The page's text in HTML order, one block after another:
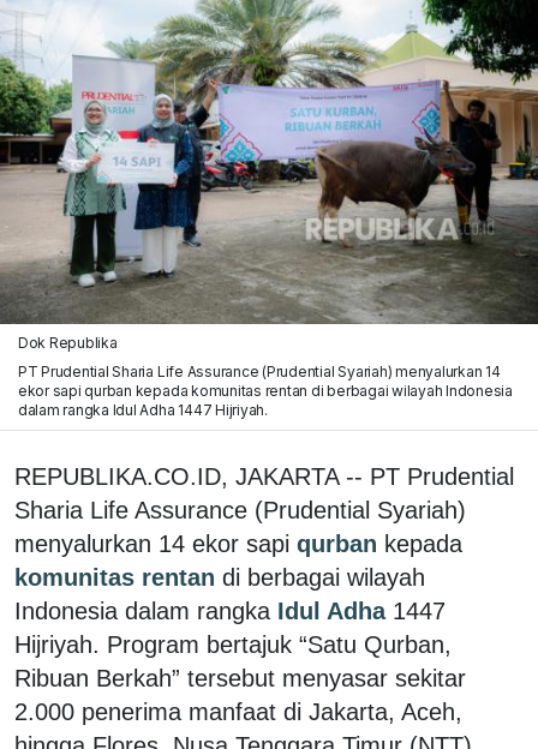
Dok Republika
PT Prudential Sharia Life Assurance (Prudential Syariah) menyalurkan 14
ekor sapi qurban kepada komunitas rentan di berbagai wilayah Indonesia
dalam rangka Idul Adha 1447 Hijriyah.
REPUBLIKA.CO.ID, JAKARTA -- PT Prudential
Sharia Life Assurance (Prudential Syariah)
menyalurkan 14 ekor sapi qurban kepada
komunitas rentan di berbagai wilayah
Indonesia dalam rangka Idul Adha 1447
Hijriyah. Program bertajuk “Satu Qurban,
Ribuan Berkah” tersebut menyasar sekitar
2.000 penerima manfaat di Jakarta, Aceh,